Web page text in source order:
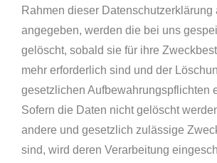
Rahmen dieser Datenschutzerklärung
angegeben, werden die bei uns
gelöscht, sobald sie für ihre
mehr erforderlich sind und der
gesetzlichen Aufbewahrungspflichten
Sofern die Daten nicht gelöscht
andere und gesetzlich zulässige
sind, wird deren Verarbeitung